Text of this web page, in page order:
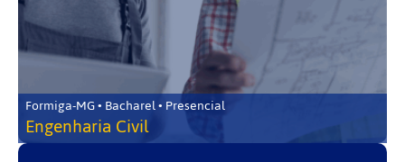
Formiga-MG • Bacharel • Presencial
Engenharia Civil